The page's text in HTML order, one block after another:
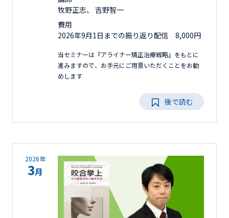
牧野正志、 吉野智一
費用
2026年9月1日までの振り返り配信 8,000円
当セミナーは『アライナー矯正治療戦略』をもとに
進みますので、お手元にご用意いただくことをお勧
めします
後で読む
2026年
3月